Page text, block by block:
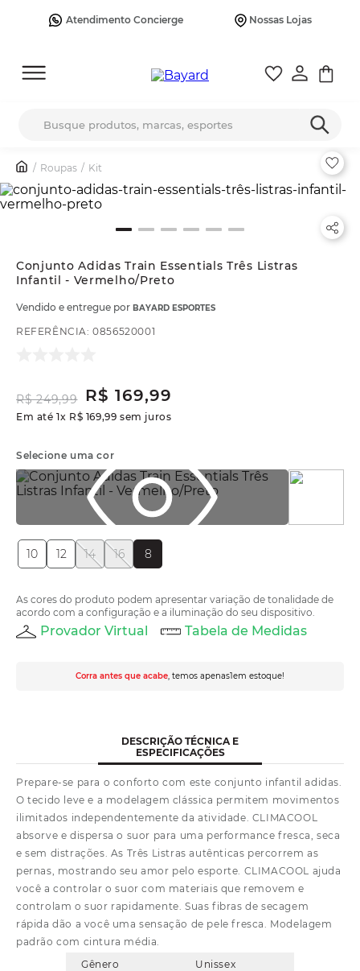
Atendimento Concierge Nossas Lojas
Roupas Kit
Conjunto Adidas Train Essentials Três Listras
Infantil - Vermelho/Preto
Vendido e entregue por BAYARD ESPORTES
REFERÊNCIA:0856520001
R$ 249,99 R$ 169,99
Em até1x R$ 169,99 sem juros
Selecione uma cor
10 12 14 16 8
As cores do produto podem apresentar variação de tonalidade de
acordo com a configuração e a iluminação do seu dispositivo.
Provador Virtual Tabela de Medidas
Corra antes que acabe , temos apenas1em estoque!
DESCRIÇÃO TÉCNICA E
ESPECIFICAÇÕES
Prepare-se para o conforto com este conjunto infantil adidas.
O tecido leve e a modelagem clássica permitem movimentos
ilimitados independentemente da atividade. CLIMACOOL
absorve e dispersa o suor para uma performance fresca, seca
e sem distrações. As Três Listras autênticas percorrem as
pernas, mostrando seu amor pelo esporte. CLIMACOOL ajuda
você a controlar o suor com materiais que removem e
controlam o suor rapidamente. Suas fibras de secagem
rápida dão a você uma sensação de pele fresca. Modelagem
padrão com cintura média.
Gênero
Unissex